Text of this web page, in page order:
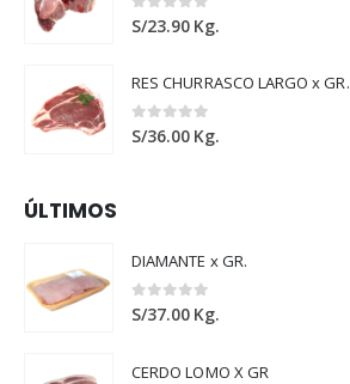
0out of 5
S/23.90 Kg.
RES CHURRASCO LARGO x GR.
0out of 5
S/36.00 Kg.
ÚLTIMOS
DIAMANTE x GR.
0out of 5
S/37.00 Kg.
CERDO LOMO X GR